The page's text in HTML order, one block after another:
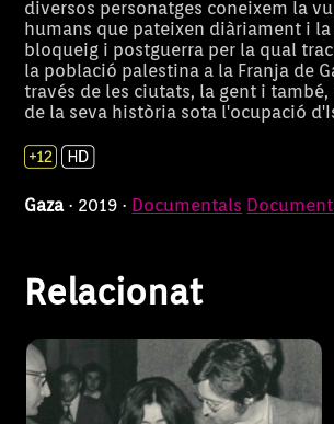
diversos personatges coneixem la
humans que pateixen diàriament i
bloqueig i postguerra per la qual
la població palestina a la Franja de
través de les ciutats, la gent i també,
de la seva història sota l'ocupació
Gaza · 2019 · Documentals
Relacionat
Kyoko
El 23 d'abril de 1971, Mallorca va
viure un succés extraordinari:
la detenció de John Lennon i
Yoko Ono. El motiu va ser el
Kyoko. Nominat a millor